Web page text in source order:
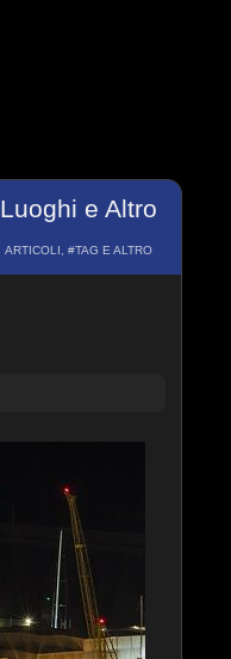
Luoghi e Altro
ARTICOLI, #TAG E ALTRO